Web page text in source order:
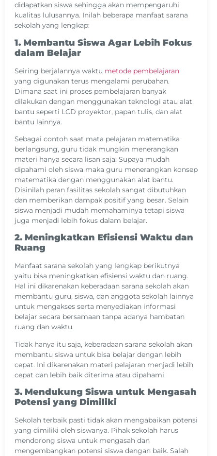
didapatkan siswa sehingga akan mempengaruhi
kualitas lulusannya. Inilah beberapa manfaat sarana
sekolah yang lengkap:
1. Membantu Siswa Agar Lebih Fokus
dalam Belajar
Seiring berjalannya waktu metode pembelajaran
yang digunakan terus mengalami perubahan.
Dimana saat ini proses pembelajaran banyak
dilakukan dengan menggunakan teknologi atau alat
bantu seperti LCD proyektor, papan tulis, dan alat
bantu lainnya.
Sebagai contoh saat mata pelajaran matematika
berlangsung, guru tidak mungkin menerangkan
materi hanya secara lisan saja. Supaya mudah
dipahami oleh siswa maka guru menerangkan konsep
matematika dengan menggunakan alat bantu.
Disinilah peran fasilitas sekolah sangat dibutuhkan
dan memberikan dampak positif yang besar. Selain
siswa menjadi mudah memahaminya tetapi siswa
juga menjadi lebih fokus dalam belajar.
2. Meningkatkan Efisiensi Waktu dan
Ruang
Manfaat sarana sekolah yang lengkap berikutnya
yaitu bisa meningkatkan efisiensi waktu dan ruang.
Hal ini dikarenakan keberadaan sarana sekolah akan
membantu guru, siswa, dan anggota sekolah lainnya
untuk mengakses serta menyediakan informasi
belajar secara bersamaan tanpa adanya hambatan
ruang dan waktu.
Tidak hanya itu saja, keberadaan sarana sekolah akan
membantu siswa untuk bisa belajar dengan lebih
cepat. Ini dikarenakan materi pelajaran menjadi lebih
cepat dan lebih baik diterima atau dipahami
3. Mendukung Siswa untuk Mengasah
Potensi yang Dimiliki
Sekolah terbaik pasti tidak akan mengabaikan potensi
yang dimiliki oleh siswanya. Pihak sekolah harus
mendorong siswa untuk mengasah dan
mengembangkan potensi siswa dengan baik. Salah